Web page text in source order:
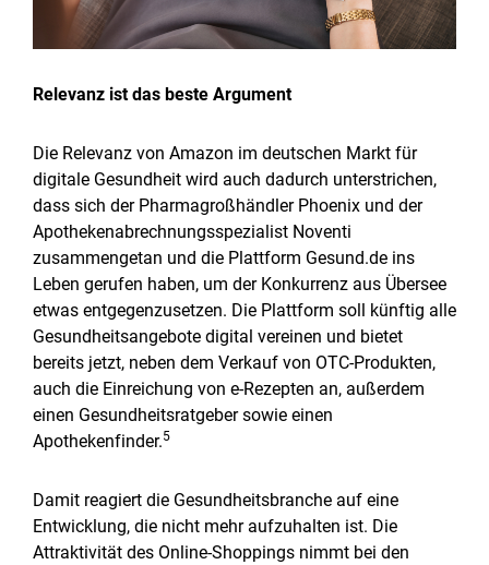
Relevanz ist das beste Argument
Die Relevanz von Amazon im deutschen Markt für
digitale Gesundheit wird auch dadurch unterstrichen,
dass sich der Pharmagroßhändler Phoenix und der
Apothekenabrechnungsspezialist Noventi
zusammengetan und die Plattform Gesund.de ins
Leben gerufen haben, um der Konkurrenz aus Übersee
etwas entgegenzusetzen. Die Plattform soll künftig alle
Gesundheitsangebote digital vereinen und bietet
bereits jetzt, neben dem Verkauf von OTC-Produkten,
auch die Einreichung von e-Rezepten an, außerdem
einen Gesundheitsratgeber sowie einen
Apothekenfinder.5
Damit reagiert die Gesundheitsbranche auf eine
Entwicklung, die nicht mehr aufzuhalten ist. Die
Attraktivität des Online-Shoppings nimmt bei den